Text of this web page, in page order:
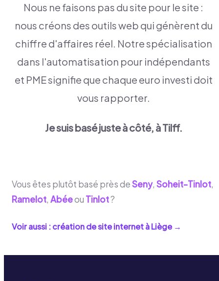
Nous ne faisons pas du site pour le site :
nous créons des outils web qui génèrent du
chiffre d'affaires réel. Notre spécialisation
dans l'automatisation pour indépendants
et PME signifie que chaque euro investi doit
vous rapporter.
Je suis basé juste à côté, à Tilff.
Vous êtes plutôt basé près deSeny, Soheit-Tinlot,
Ramelot, Abéeou Tinlot?
Voir aussi : création de site internet àLiège→